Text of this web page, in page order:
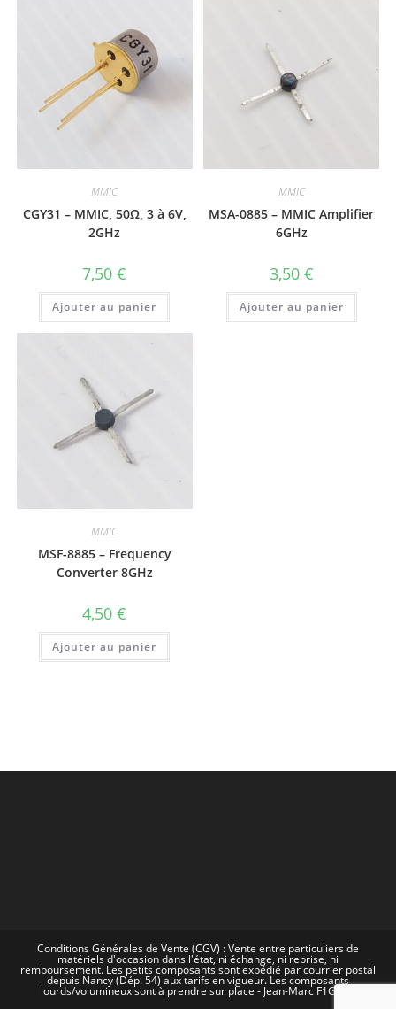
MMIC
CGY31 – MMIC, 50Ω, 3 à 6V,
2GHz
7,50€
Ajouter au panier
MMIC
MSA-0885 – MMIC Amplifier
6GHz
3,50 €
Ajouter au panier
MMIC
MSF-8885 – Frequency
Converter 8GHz
4,50€
Ajouter au panier
Conditions Générales de Vente (CGV) : Vente entre particuliers de
matériels d'occasion dans l'état, ni échange, ni reprise, ni
remboursement. Les petits composants sont expédié par courrier postal
depuis Nancy (Dép. 54) aux tarifs en vigueur. Les composants
lourds/volumineux sont à prendre sur place - Jean-Marc F1GOW.